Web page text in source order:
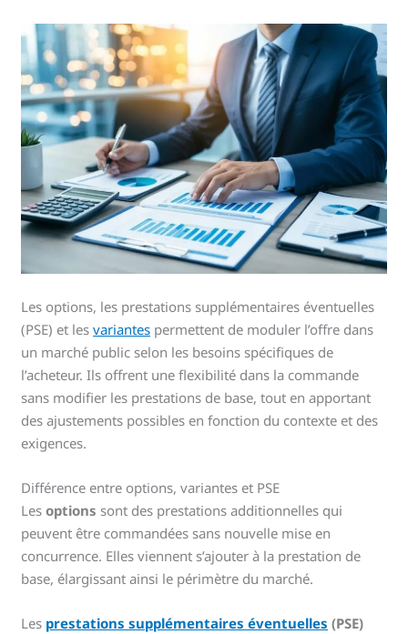
Les options, les prestations supplémentaires éventuelles
(PSE) et lesvariantes permettent de moduler l’offre dans
un marché public selon les besoins spécifiques de
l’acheteur. Ils offrent une flexibilité dans la commande
sans modifier les prestations de base, tout en apportant
des ajustements possibles en fonction du contexte et des
exigences.
Différence entre options, variantes et PSE
Lesoptions sont des prestations additionnelles qui
peuvent être commandées sans nouvelle mise en
concurrence. Elles viennent s’ajouter à la prestation de
base, élargissant ainsi le périmètre du marché.
Les prestations supplémentaires éventuelles (PSE)